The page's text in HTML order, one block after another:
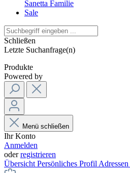
Sanetta Familie
Sale
Schließen
Letzte Suchanfrage(n)
Produkte
Powered by
Menü schließen
Ihr Konto
Anmelden
oderregistrieren
Übersicht Persönliches Profil Adressen